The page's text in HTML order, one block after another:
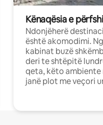
Kënaqësia e
Ndonjëherë
është akomodimi.
kabinat buzë
deri te shtëpitë
qeta, këto ambiente
janë plot me veçori